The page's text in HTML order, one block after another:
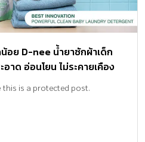
ดอาจเป็นสีเขียวขี้ม้า หรือ […]
อย D-nee น้ำยาซักผ้าเด็ก
าด อ่อนโยน ไม่ระคายเคือง
this is a protected post.